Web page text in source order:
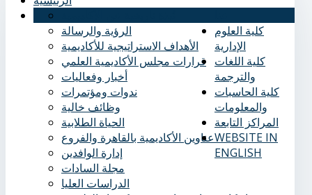
الرؤية والرسالة
الأهداف الاستراتيجية للأكاديمية
قرارات مجلس الأكاديمية العلمي
أخبار وفعاليات
ندوات ومؤتمرات
وظائف خالية
الحياة الطلابية
عناوين الأكاديمية بالقاهرة والفروع
إدارة الوافدين
كلية العلوم
الإدارية
مجلة السادات
الدراسات العليا
كلية اللغات
والترجمة
كلية الحاسبات
والمعلومات
المراكز التابعة
WEBSITE IN
ENGLISH